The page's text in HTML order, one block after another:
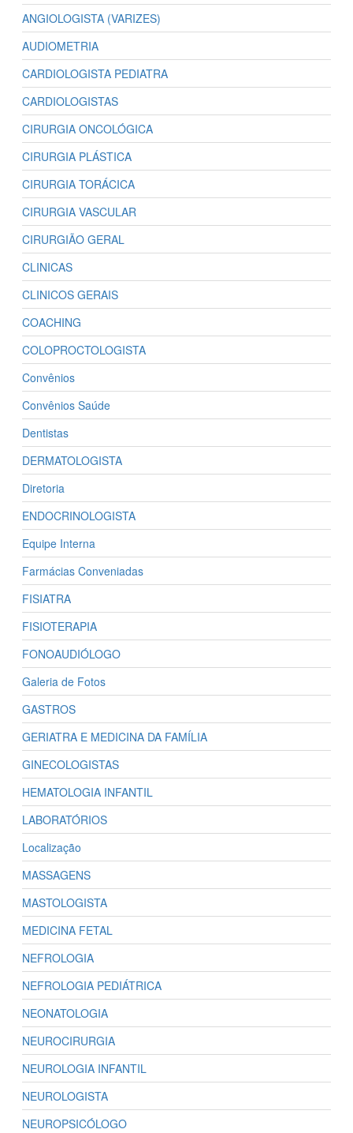
ANGIOLOGISTA (VARIZES)
AUDIOMETRIA
CARDIOLOGISTA PEDIATRA
CARDIOLOGISTAS
CIRURGIA ONCOLÓGICA
CIRURGIA PLÁSTICA
CIRURGIA TORÁCICA
CIRURGIA VASCULAR
CIRURGIÃO GERAL
CLINICAS
CLINICOS GERAIS
COACHING
COLOPROCTOLOGISTA
Convênios
Convênios Saúde
Dentistas
DERMATOLOGISTA
Diretoria
ENDOCRINOLOGISTA
Equipe Interna
Farmácias Conveniadas
FISIATRA
FISIOTERAPIA
FONOAUDIÓLOGO
Galeria de Fotos
GASTROS
GERIATRA E MEDICINA DA FAMÍLIA
GINECOLOGISTAS
HEMATOLOGIA INFANTIL
LABORATÓRIOS
Localização
MASSAGENS
MASTOLOGISTA
MEDICINA FETAL
NEFROLOGIA
NEFROLOGIA PEDIÁTRICA
NEONATOLOGIA
NEUROCIRURGIA
NEUROLOGIA INFANTIL
NEUROLOGISTA
NEUROPSICÓLOGO